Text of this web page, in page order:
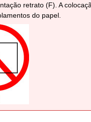
retrato (F). A
do papel.